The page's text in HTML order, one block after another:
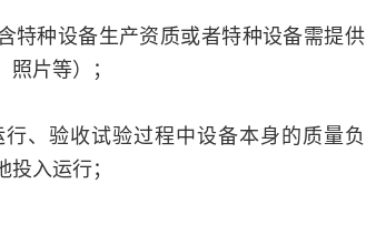
特种设备生产资质或者特种设备需提供
片等）；
、验收试验过程中设备本身的质量负
入运行；